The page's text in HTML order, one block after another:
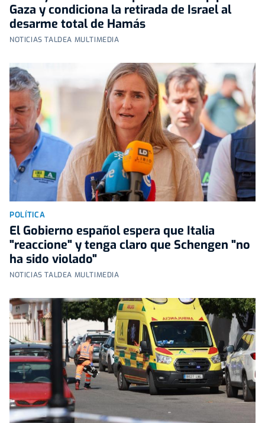
Gaza y condiciona la retirada de Israel al
desarme total de Hamás
NOTICIAS TALDEA MULTIMEDIA
POLÍTICA
El Gobierno español espera que Italia
"reaccione" y tenga claro que Schengen "no
ha sido violado"
NOTICIAS TALDEA MULTIMEDIA